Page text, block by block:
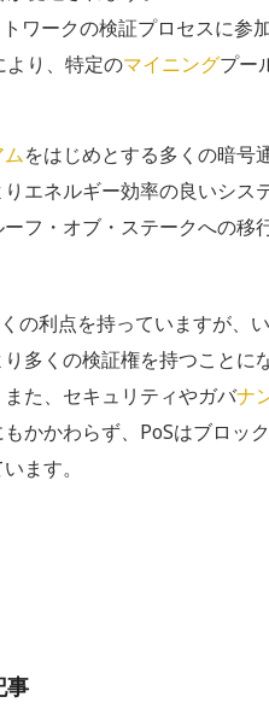
ワークの検証プロセスに参
より、特定のマイニングプー
をはじめとする多くの暗号
エネルギー効率の良いシス
フ・オブ・ステークへの移
の利点を持っていますが、
多くの検証権を持つことに
た、セキュリティやガバナ
かかわらず、PoSはブロッ
ます。
事